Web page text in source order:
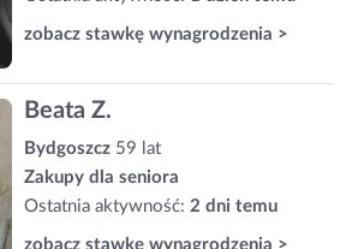
zobacz stawkę wynagrodzenia >
Beata Z.
Bydgoszcz 59 lat
Zakupy dla seniora
Ostatnia aktywność: 2 dni temu
zobacz stawkę wynagrodzenia >